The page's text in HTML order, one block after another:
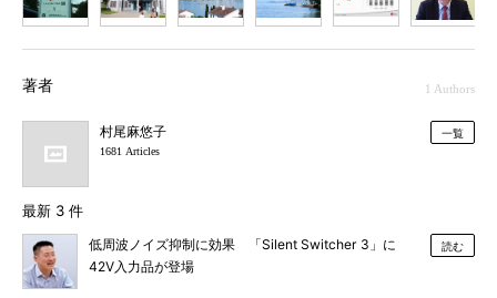
著者 1 Authors
村尾麻悠子
1681 Articles
一覧
最新 3 件
低周波ノイズ抑制に効果 「Silent Switcher 3」に
42V入力品が登場
読む